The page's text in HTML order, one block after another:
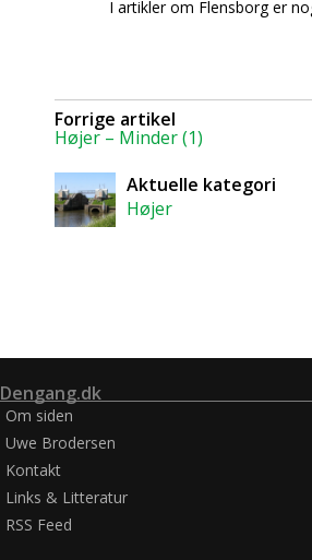
I artikler om Flensborg er
Forrige artikel
Højer – Minder (1)
Aktuelle kategori
Højer
Dengang.dk
Om siden
Uwe Brodersen
Kontakt
Links & Litteratur
RSS Feed